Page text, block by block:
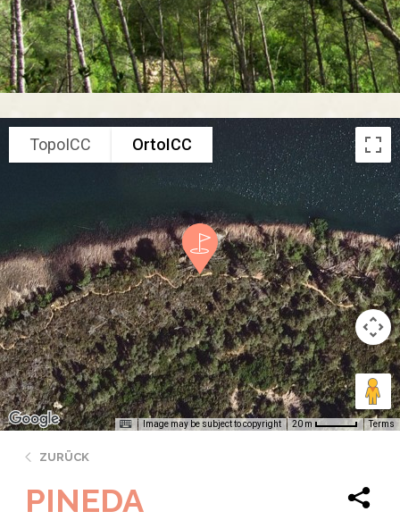
TopoICC OrtoICC
Image may be subject to copyright 20 m Terms
ZURÜCK
PINEDA